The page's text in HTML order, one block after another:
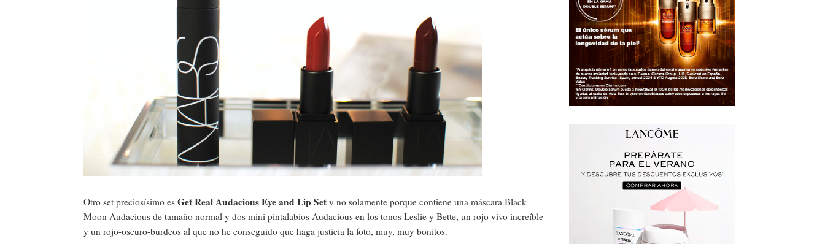
Otro set preciosísimo es Get Real Audacious Eye and Lip Set y no solamente porque contiene una máscara Black
Moon Audacious de tamaño normal y dos mini pintalabios Audacious en los tonos Leslie y Bette, un rojo vivo increíble
y un rojo-oscuro-burdeos al que no he conseguido que haga justicia la foto, muy, muy bonitos.